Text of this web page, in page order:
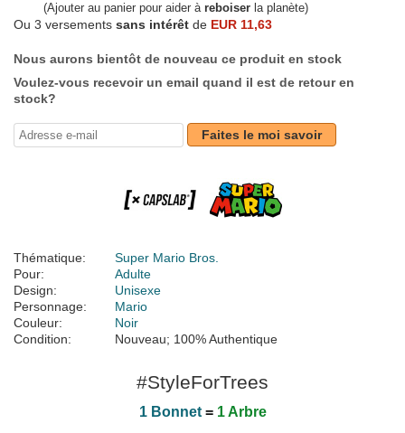
(Ajouter au panier pour aider à reboiser la planète)
Ou 3 versements sans intérêt de EUR 11,63
Nous aurons bientôt de nouveau ce produit en stock
Voulez-vous recevoir un email quand il est de retour en
stock?
Faites le moi savoir
Thématique:
Super Mario Bros.
Pour:
Adulte
Design:
Unisexe
Personnage:
Mario
Couleur:
Noir
Condition:
Nouveau; 100% Authentique
#StyleForTrees
1 Bonnet= 1 Arbre